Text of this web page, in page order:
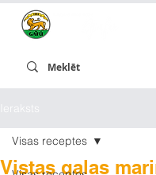
Ieraksts
Visas receptes
Vistas gaļas